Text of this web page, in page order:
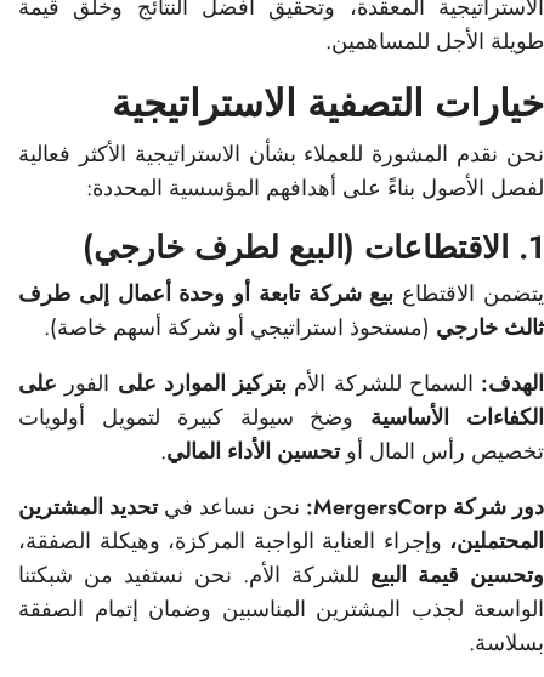
الاستراتيجية المعقدة، وتحقيق أفضل النتائج وخلق قيمة
طويلة الأجل للمساهمين.
خيارات التصفية الاستراتيجية
نحن نقدم المشورة للعملاء بشأن الاستراتيجية الأكثر فعالية
لفصل الأصول بناءً على أهدافهم المؤسسية المحددة:
1. الاقتطاعات (البيع لطرف خارجي)
يتضمن الاقتطاع بيع شركة تابعة أو وحدة أعمال إلى طرف
ثالث خارجي (مستحوذ استراتيجي أو شركة أسهم خاصة).
الهدف: السماح للشركة الأم بتركيز الموارد على الفور على
الكفاءات الأساسية وضخ سيولة كبيرة لتمويل أولويات
تخصيص رأس المال أوتحسين الأداء المالي.
دور شركة MergersCorp:
نحن نساعد فيتحديد المشترين
المحتملين، وإجراء العناية الواجبة المركزة، وهيكلة الصفقة،
وتحسين قيمة البيع للشركة الأم. نحن نستفيد من شبكتنا
الواسعة لجذب المشترين المناسبين وضمان إتمام الصفقة
بسلاسة.